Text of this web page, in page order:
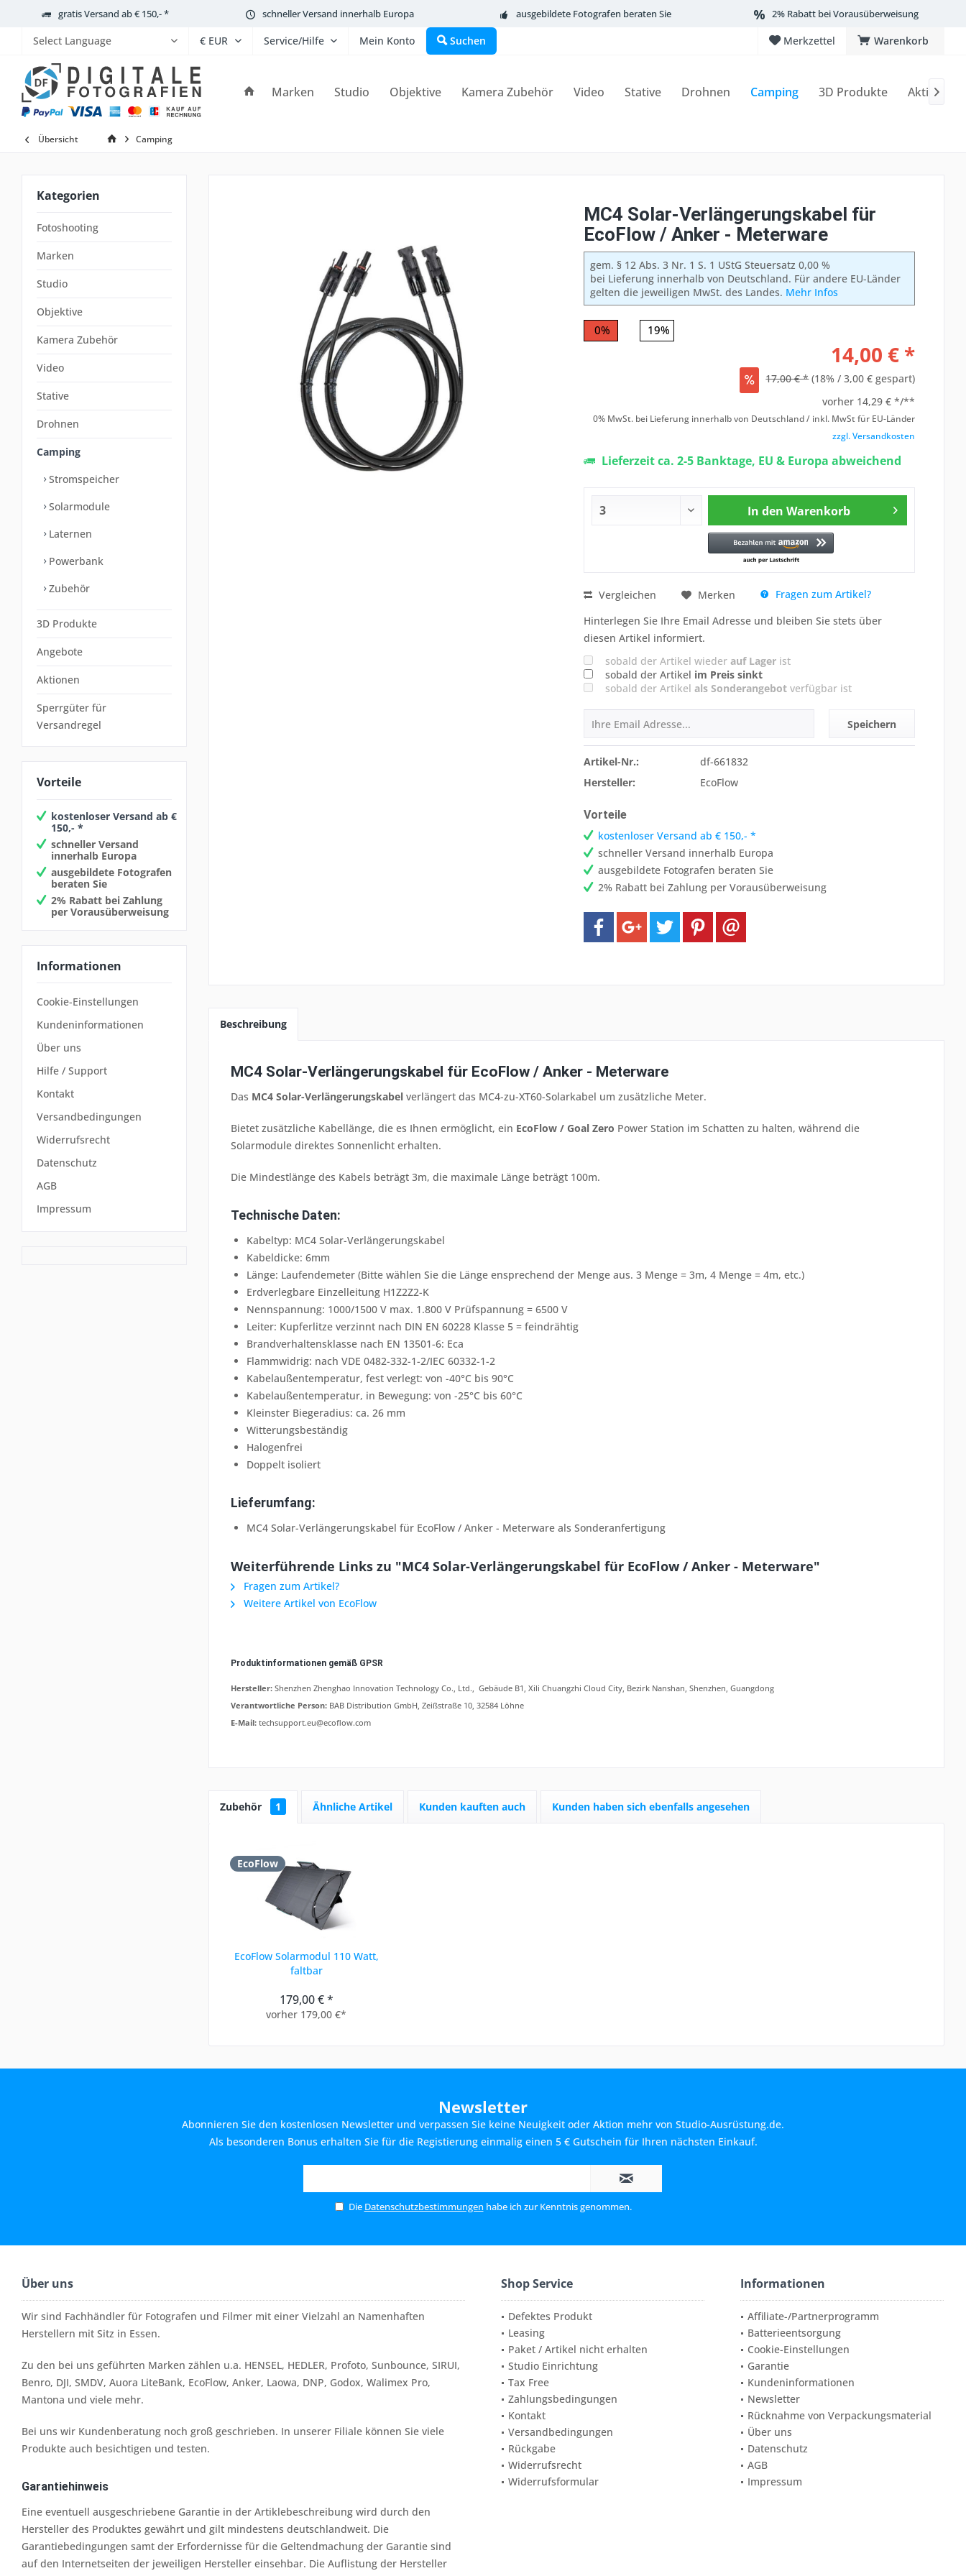
gratis Versand ab € 150,- * schneller Versand innerhalb Europa ausgebildete Fotografen beraten Sie 2% Rabatt bei Vorausüberweisung
Powered by
Warenkorb
Merkzettel
Service/Hilfe Mein Konto Suchen
Marken Studio Objektive Kamera Zubehör Video Stative Drohnen Camping 3D Produkte Aktionen

Übersicht Camping
Kategorien
Fotoshooting
Marken
Studio
Objektive
Kamera Zubehör
Video
Stative
Drohnen
Camping
Stromspeicher
Solarmodule
Laternen
Powerbank
Zubehör
3D Produkte
Angebote
Aktionen
Sperrgüter für
Versandregel
Vorteile
kostenloser Versand ab €
150,- *
schneller Versand
innerhalb Europa
ausgebildete Fotografen
beraten Sie
2% Rabatt bei Zahlung
per Vorausüberweisung
Informationen
Cookie-Einstellungen
Kundeninformationen
Über uns
Hilfe / Support
Kontakt
Versandbedingungen
Widerrufsrecht
Datenschutz
AGB
Impressum
MC4 Solar-Verlängerungskabel für
EcoFlow / Anker - Meterware
gem. § 12 Abs. 3 Nr. 1 S. 1 UStG Steuersatz 0,00 %
bei Lieferung innerhalb von Deutschland. Für andere EU-Länder
gelten die jeweiligen MwSt. des Landes. Mehr Infos
0% 19%
14,00 € *
17,00 € * (18% / 3,00 € gespart)
vorher 14,29 € */**
0% MwSt. bei Lieferung innerhalb von Deutschland / inkl. MwSt für EU-Länder
zzgl. Versandkosten
Lieferzeit ca. 2-5 Banktage, EU & Europa abweichend
In den Warenkorb
Vergleichen Merken
Fragen zum Artikel?
Hinterlegen Sie Ihre Email Adresse und bleiben Sie stets über
diesen Artikel informiert.
sobald der Artikel wieder auf Lagerist
sobald der Artikel im Preis sinkt
sobald der Artikel als Sonderangebotverfügbar ist
Speichern
Artikel-Nr.:
df-661832
Hersteller:
EcoFlow
Vorteile
kostenloser Versand ab € 150,- *
schneller Versand innerhalb Europa
ausgebildete Fotografen beraten Sie
2% Rabatt bei Zahlung per Vorausüberweisung
Beschreibung
MC4 Solar-Verlängerungskabel für EcoFlow / Anker - Meterware
Das MC4 Solar-Verlängerungskabel verlängert das MC4-zu-XT60-Solarkabel um zusätzliche Meter.
Bietet zusätzliche Kabellänge, die es Ihnen ermöglicht, ein EcoFlow / Goal Zero Power Station im Schatten zu halten, während die
Solarmodule direktes Sonnenlicht erhalten.
Die Mindestlänge des Kabels beträgt 3m, die maximale Länge beträgt 100m.
Technische Daten:
Kabeltyp: MC4 Solar-Verlängerungskabel
Kabeldicke: 6mm
Länge: Laufendemeter (Bitte wählen Sie die Länge ensprechend der Menge aus. 3 Menge = 3m, 4 Menge = 4m, etc.)
Erdverlegbare Einzelleitung H1Z2Z2-K
Nennspannung: 1000/1500 V max. 1.800 V Prüfspannung = 6500 V
Leiter: Kupferlitze verzinnt nach DIN EN 60228 Klasse 5 = feindrähtig
Brandverhaltensklasse nach EN 13501-6: Eca
Flammwidrig: nach VDE 0482-332-1-2/IEC 60332-1-2
Kabelaußentemperatur, fest verlegt: von -40°C bis 90°C
Kabelaußentemperatur, in Bewegung: von -25°C bis 60°C
Kleinster Biegeradius: ca. 26 mm
Witterungsbeständig
Halogenfrei
Doppelt isoliert
Lieferumfang:
MC4 Solar-Verlängerungskabel für EcoFlow / Anker - Meterware als Sonderanfertigung
Weiterführende Links zu "MC4 Solar-Verlängerungskabel für EcoFlow / Anker - Meterware"
Fragen zum Artikel?
Weitere Artikel von EcoFlow
Produktinformationen gemäß GPSR
Hersteller: Shenzhen Zhenghao Innovation Technology Co., Ltd., Gebäude B1, Xili Chuangzhi Cloud City, Bezirk Nanshan, Shenzhen, Guangdong
Verantwortliche Person: BAB Distribution GmbH, Zeißstraße 10, 32584 Löhne
E-Mail: techsupport.eu@ecoflow.com
Zubehör 1 Ähnliche Artikel Kunden kauften auch Kunden haben sich ebenfalls angesehen
EcoFlow
EcoFlow Solarmodul 110 Watt,
faltbar
179,00 € *
vorher 179,00 €*
Newsletter
Abonnieren Sie den kostenlosen Newsletter und verpassen Sie keine Neuigkeit oder Aktion mehr von Studio-Ausrüstung.de.
Als besonderen Bonus erhalten Sie für die Registierung einmalig einen 5 € Gutschein für Ihren nächsten Einkauf.
Die Datenschutzbestimmungen habe ich zur Kenntnis genommen.
Über uns
Wir sind Fachhändler für Fotografen und Filmer mit einer Vielzahl an Namenhaften
Herstellern mit Sitz in Essen.
Zu den bei uns geführten Marken zählen u.a. HENSEL, HEDLER, Profoto, Sunbounce, SIRUI,
Benro, DJI, SMDV, Auora LiteBank, EcoFlow, Anker, Laowa, DNP, Godox, Walimex Pro,
Mantona und viele mehr.
Bei uns wir Kundenberatung noch groß geschrieben. In unserer Filiale können Sie viele
Produkte auch besichtigen und testen.
Garantiehinweis
Eine eventuell ausgeschriebene Garantie in der Artiklebeschreibung wird durch den
Hersteller des Produktes gewährt und gilt mindestens deutschlandweit. Die
Garantiebedingungen samt der Erfordernisse für die Geltendmachung der Garantie sind
auf den Internetseiten der jeweiligen Hersteller einsehbar. Die Auflistung der Hersteller
Shop Service
Defektes Produkt
Leasing
Paket / Artikel nicht erhalten
Studio Einrichtung
Tax Free
Zahlungsbedingungen
Kontakt
Versandbedingungen
Rückgabe
Widerrufsrecht
Widerrufsformular
Informationen
Affiliate-/Partnerprogramm
Batterieentsorgung
Cookie-Einstellungen
Garantie
Kundeninformationen
Newsletter
Rücknahme von Verpackungsmaterial
Über uns
Datenschutz
AGB
Impressum